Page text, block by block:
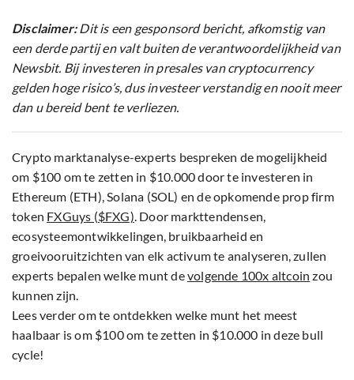
Disclaimer:Dit is een gesponsord bericht, afkomstig van
een derde partij en valt buiten de verantwoordelijkheid van
Newsbit. Bij investeren in presales van cryptocurrency
gelden hoge risico’s, dus investeer verstandig en nooit meer
dan u bereid bent te verliezen.
Crypto marktanalyse-experts bespreken de mogelijkheid
om $100 om te zetten in $10.000 door te investeren in
Ethereum (ETH), Solana (SOL) en de opkomende prop firm
token FXGuys ($FXG). Door markttendensen,
ecosysteemontwikkelingen, bruikbaarheid en
groeivooruitzichten van elk activum te analyseren, zullen
experts bepalen welke munt devolgende 100x altcoin zou
kunnen zijn.
Lees verder om te ontdekken welke munt het meest
haalbaar is om $100 om te zetten in $10.000 in deze bull
cycle!